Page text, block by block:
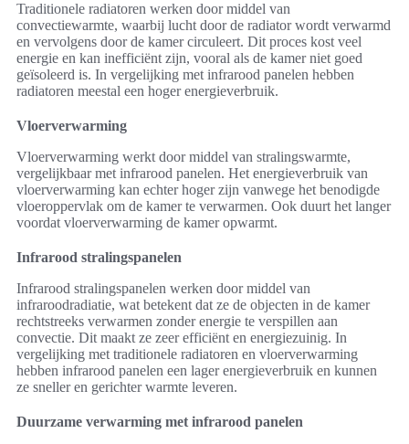
Traditionele radiatoren werken door middel van
convectiewarmte, waarbij lucht door de radiator wordt verwarmd
en vervolgens door de kamer circuleert. Dit proces kost veel
energie en kan inefficiënt zijn, vooral als de kamer niet goed
geïsoleerd is. In vergelijking met infrarood panelen hebben
radiatoren meestal een hoger energieverbruik.
Vloerverwarming
Vloerverwarming werkt door middel van stralingswarmte,
vergelijkbaar met infrarood panelen. Het energieverbruik van
vloerverwarming kan echter hoger zijn vanwege het benodigde
vloeroppervlak om de kamer te verwarmen. Ook duurt het langer
voordat vloerverwarming de kamer opwarmt.
Infrarood stralingspanelen
Infrarood stralingspanelen werken door middel van
infraroodradiatie, wat betekent dat ze de objecten in de kamer
rechtstreeks verwarmen zonder energie te verspillen aan
convectie. Dit maakt ze zeer efficiënt en energiezuinig. In
vergelijking met traditionele radiatoren en vloerverwarming
hebben infrarood panelen een lager energieverbruik en kunnen
ze sneller en gerichter warmte leveren.
Duurzame verwarming met infrarood panelen